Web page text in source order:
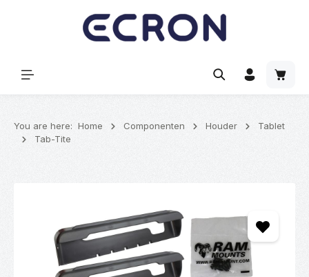
You are here: Home Componenten Houder
Tablet
Tab-Tite